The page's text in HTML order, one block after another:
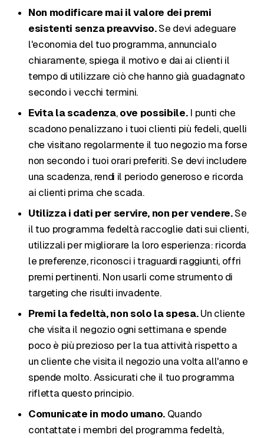
Non modificare mai il valore dei premi
esistenti senza preavviso.Se devi adeguare
l'economia del tuo programma, annuncialo
chiaramente, spiega il motivo e dai ai clienti il
tempo di utilizzare ciò che hanno già guadagnato
secondo i vecchi termini.
Evita la scadenza, ove possibile.I punti che
scadono penalizzano i tuoi clienti più fedeli, quelli
che visitano regolarmente il tuo negozio ma forse
non secondo i tuoi orari preferiti. Se devi includere
una scadenza, rendi il periodo generoso e ricorda
ai clienti prima che scada.
Utilizza i dati per servire, non per vendere.Se
il tuo programma fedeltà raccoglie dati sui clienti,
utilizzali per migliorare la loro esperienza: ricorda
le preferenze, riconosci i traguardi raggiunti, offri
premi pertinenti. Non usarli come strumento di
targeting che risulti invadente.
Premi la fedeltà, non solo la spesa.Un cliente
che visita il negozio ogni settimana e spende
poco è più prezioso per la tua attività rispetto a
un cliente che visita il negozio una volta all'anno e
spende molto. Assicurati che il tuo programma
rifletta questo principio.
Comunicate in modo umano. Quando
contattate i membri del programma fedeltà,